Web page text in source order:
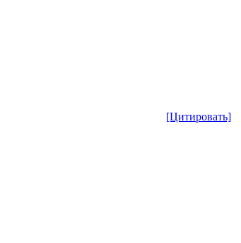
[Цитировать]